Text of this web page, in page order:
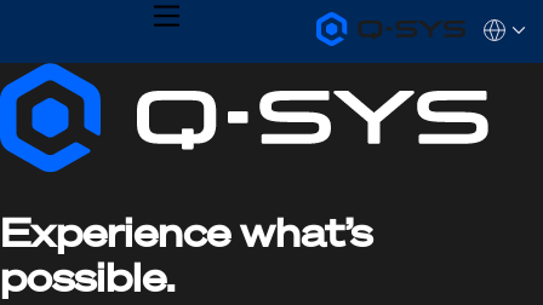
Q-
SYS
Products
Homepage
MENU
QSYS.com (English)
India (English)
Deutsch
Español
Français
한국어
Current
Slide:
1
1Experience what’s
possible.